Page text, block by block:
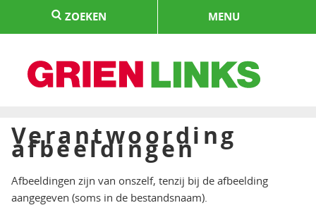
springen
ZOEKEN MENU
Verantwoording
afbeeldingen
Afbeeldingen zijn van onszelf, tenzij bij de afbeelding
aangegeven (soms in de bestandsnaam).